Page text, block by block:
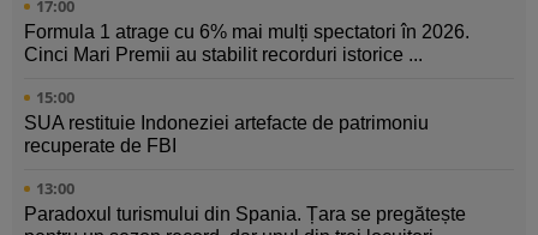
17:00
Formula 1 atrage cu 6% mai mulți spectatori în 2026.
Cinci Mari Premii au stabilit recorduri istorice ...
15:00
SUA restituie Indoneziei artefacte de patrimoniu
recuperate de FBI
13:00
Paradoxul turismului din Spania. Țara se pregătește